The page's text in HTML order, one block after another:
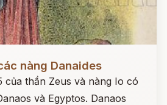
nàng Danaides
của thần Zeus và nàng Io có
và Egyptos. Danaos